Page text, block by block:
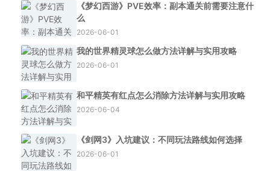
《梦幻西游》PVE效率：副本通关前需要注意什
么
2026-06-01
我的世界精灵球怎么做方法详解与实用攻略
2026-06-01
和平精英有红点怎么消除方法详解与实用攻略
2026-06-04
《剑网3》入坑建议：不同玩法路线如何选择
2026-06-01